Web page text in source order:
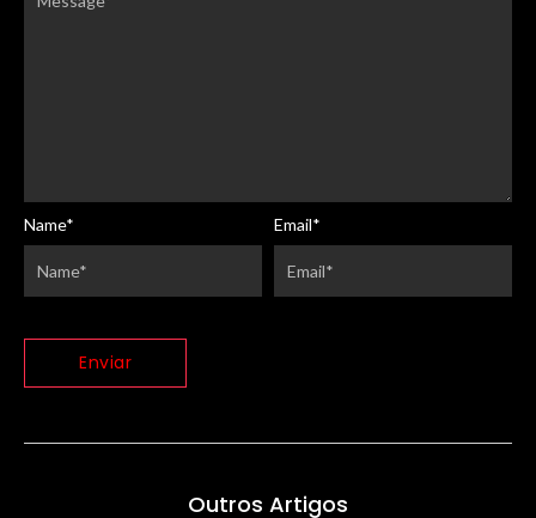
Name* Email*
Outros Artigos